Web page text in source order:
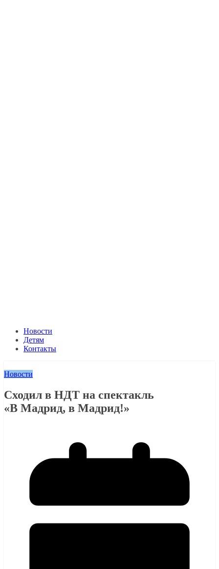
Новости
Детям
Контакты
Новости
Сходил в НДТ на спектакль
«В Мадрид, в Мадрид!»